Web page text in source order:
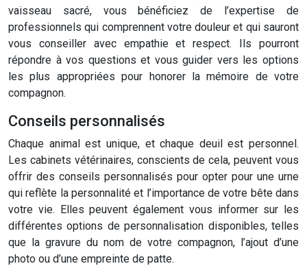
vaisseau sacré, vous bénéficiez de l’expertise de
professionnels qui comprennent votre douleur et qui sauront
vous conseiller avec empathie et respect. Ils pourront
répondre à vos questions et vous guider vers les options
les plus appropriées pour honorer la mémoire de votre
compagnon.
Conseils personnalisés
Chaque animal est unique, et chaque deuil est personnel.
Les cabinets vétérinaires, conscients de cela, peuvent vous
offrir des conseils personnalisés pour opter pour une urne
qui reflète la personnalité et l’importance de votre bête dans
votre vie. Elles peuvent également vous informer sur les
différentes options de personnalisation disponibles, telles
que la gravure du nom de votre compagnon, l’ajout d’une
photo ou d’une empreinte de patte.